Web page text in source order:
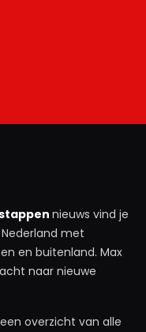
nieuws vind je
Nederland met
en buitenland. Max
naar nieuwe
overzicht van alle